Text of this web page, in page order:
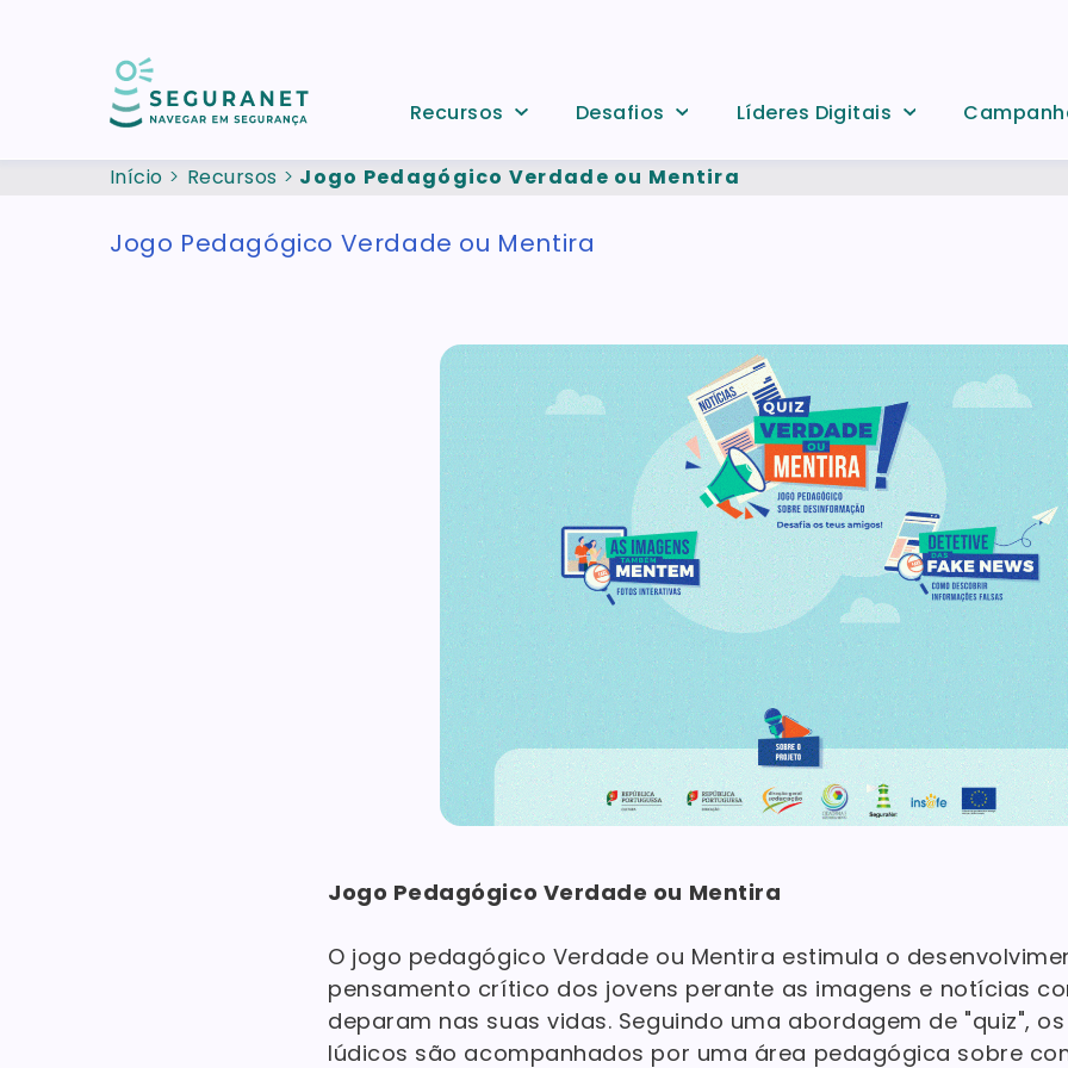
Recursos Desafios Líderes Digitais
Início Recursos Jogo Pedagógico Verdade ou Mentira
Jogo Pedagógico Verdade ou Mentira
Jogo Pedagógico Verdade ou Mentira
O jogo pedagógico Verdade ou Mentira estimula o
pensamento crítico dos jovens perante as imagens e notícias
deparam nas suas vidas. Seguindo uma abordagem de "quiz",
lúdicos são acompanhados por uma área pedagógica sobre